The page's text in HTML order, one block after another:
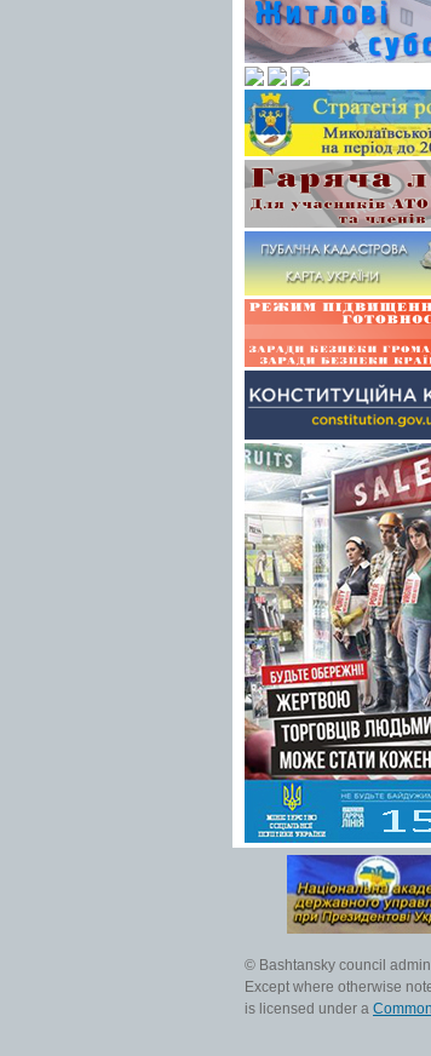
© Bashtansky council
Except where otherwise
is licensed under a